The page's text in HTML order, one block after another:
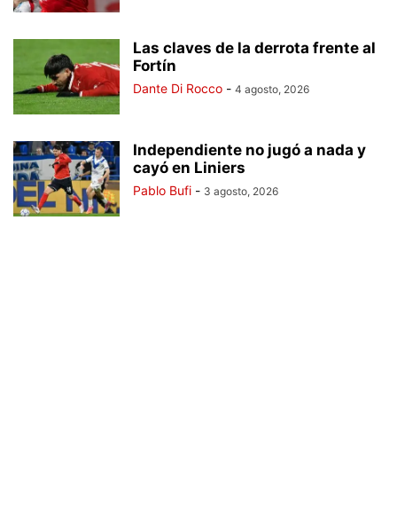
Las claves de la derrota frente al
Fortín
Dante Di Rocco - 4 agosto, 2026
Independiente no jugó a nada y
cayó en Liniers
Pablo Bufi - 3 agosto, 2026